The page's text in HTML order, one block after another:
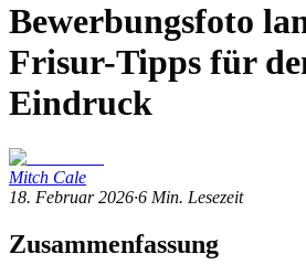
Bewerbungsfoto
Frisur-Tipps für
Eindruck
Mitch Cale
18. Februar 2026·6 Min. Lesezeit
Zusammenfassung